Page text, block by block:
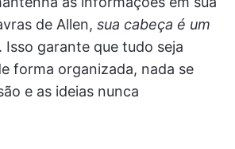
de Allen, sua cabeça é um
Isso garante que tudo seja
forma organizada, nada se
e as ideias nunca